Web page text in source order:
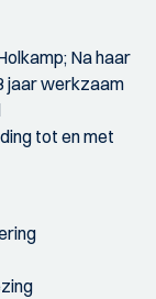
Na haar
jaar werkzaam
tot en met